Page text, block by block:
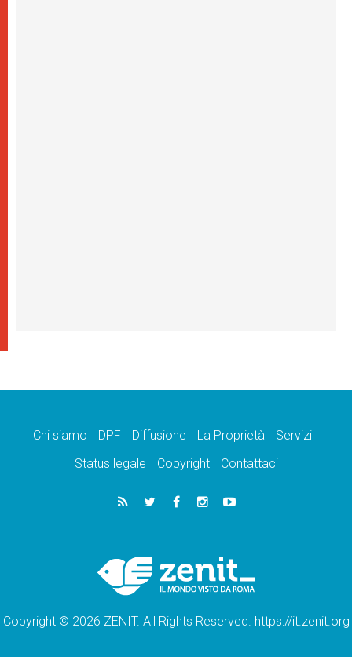
Chi siamo DPF Diffusione La Proprietà
Servizi
Status legale
Copyright Contattaci
Copyright © 2026 ZENIT. All Rights Reserved. https://it.zenit.org